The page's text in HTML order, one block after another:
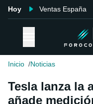
Hoy Ventas España
Inicio Noticias
Tesla lanza la
añade